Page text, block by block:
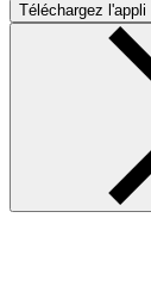
Téléchargez l'appli